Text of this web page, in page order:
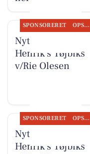
SPONSORERET OPSLAGSTAVLEN
Nyt fra Rie &
Henrik's Tøjbiks
v/Rie Olesen
SPONSORERET OPSLAGSTAVLEN
Nyt fra Rie &
Henrik's Tøjbiks